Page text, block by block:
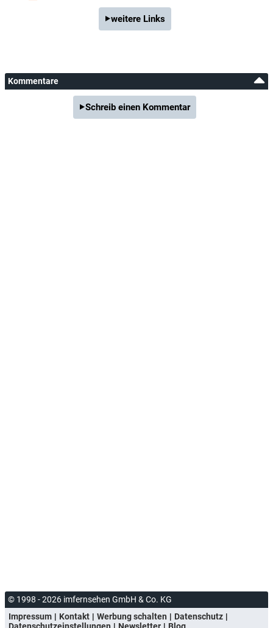
weitere Links
Kommentare
Schreib einen Kommentar
© 1998 - 2026 imfernsehen GmbH & Co. KG
Impressum
Kontakt Werbung schalten
Datenschutz